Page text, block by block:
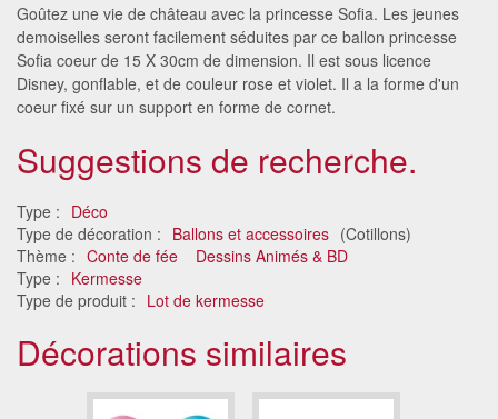
Goûtez une vie de château avec la princesse Sofia. Les jeunes
demoiselles seront facilement séduites par ce ballon princesse
Sofia coeur de 15 X 30cm de dimension. Il est sous licence
Disney, gonflable, et de couleur rose et violet. Il a la forme d'un
coeur fixé sur un support en forme de cornet.
Suggestions de recherche.
Type : Déco
Type de décoration : Ballons et accessoires (Cotillons)
Thème : Conte de fée
Dessins Animés & BD
Type : Kermesse
Type de produit : Lot de kermesse
Décorations similaires